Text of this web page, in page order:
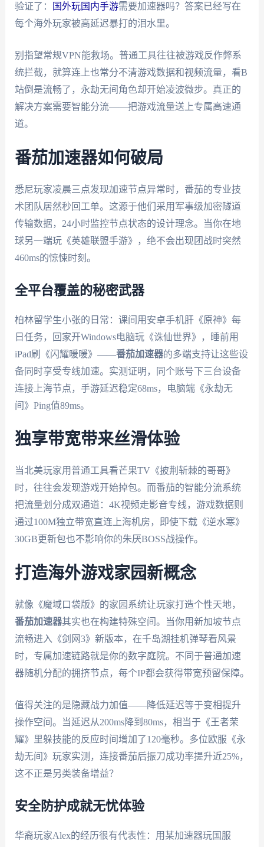
验证了：
国外玩国内手游需要加速器吗？答案已经写在
每个海外玩家被高延迟暴打的泪水里。
别指望常规VPN能救场。普通工具往往被游戏反作弊系
统拦截，就算连上也常分不清游戏数据和视频流量，看B
站倒是流畅了，永劫无间角色却开始凌波微步。真正的
解决方案需要智能分流——把游戏流量送上专属高速通
道。
番茄加速器如何破局
悉尼玩家凌晨三点发现加速节点异常时，番茄的专业技
术团队居然秒回工单。这源于他们采用军事级加密隧道
传输数据，24小时监控节点状态的设计理念。当你在地
球另一端玩《英雄联盟手游》，绝不会出现团战时突然
460ms的惊悚时刻。
全平台覆盖的秘密武器
柏林留学生小张的日常：课间用安卓手机肝《原神》每
日任务，回家开Windows电脑玩《诛仙世界》，睡前用
iPad刷《闪耀暖暖》——番茄加速器的多端支持让这些设
备同时享受专线加速。实测证明，同个账号下三台设备
连接上海节点，手游延迟稳定68ms，电脑端《永劫无
间》Ping值89ms。
独享带宽带来丝滑体验
当北美玩家用普通工具看芒果TV《披荆斩棘的哥哥》
时，往往会发现游戏开始掉包。而番茄的智能分流系统
把流量划分成双通道：4K视频走影音专线，游戏数据则
通过100M独立带宽直连上海机房，即使下载《逆水寒》
30GB更新包也不影响你的朱厌BOSS战操作。
打造海外游戏家园新概念
就像《魔域口袋版》的家园系统让玩家打造个性天地，
番茄加速器其实也在构建特殊空间。当你用新加坡节点
流畅进入《剑网3》新版本，在千岛湖挂机弹琴看风景
时，专属加速链路就是你的数字庭院。不同于普通加速
器随机分配的拥挤节点，每个IP都会获得带宽预留保障。
值得关注的是隐藏战力加值——降低延迟等于变相提升
操作空间。当延迟从200ms降到80ms，相当于《王者荣
耀》里躲技能的反应时间增加了120毫秒。多位欧服《永
劫无间》玩家实测，连接番茄后振刀成功率提升近25%，
这不正是另类装备增益？
安全防护成就无忧体验
华裔玩家Alex的经历很有代表性：用某加速器玩国服